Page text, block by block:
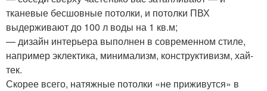
тканевые бесшовные потолки, и потолки ПВХ
выдерживают до 100 л воды на 1 кв.м;
— дизайн интерьера выполнен в современном стиле,
например эклектика, минимализм, конструктивизм, хай-
тек.
Скорее всего, натяжные потолки «не приживутся» в